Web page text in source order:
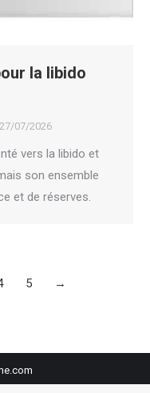
la libido
27/07/2026
vers la libido et
son ensemble
et de réserves.
5 →